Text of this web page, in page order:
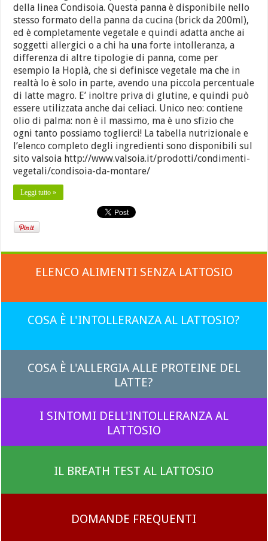
della linea Condisoia. Questa panna è disponibile nello
stesso formato della panna da cucina (brick da 200ml),
ed è completamente vegetale e quindi adatta anche ai
soggetti allergici o a chi ha una forte intolleranza, a
differenza di altre tipologie di panna, come per
esempio la Hoplà, che si definisce vegetale ma che in
realtà lo è solo in parte, avendo una piccola percentuale
di latte magro. E’ inoltre priva di glutine, e quindi può
essere utilizzata anche dai celiaci. Unico neo: contiene
olio di palma: non è il massimo, ma è uno sfizio che
ogni tanto possiamo toglierci! La tabella nutrizionale e
l’elenco completo degli ingredienti sono disponibili sul
sito valsoia http://www.valsoia.it/prodotti/condimenti-
vegetali/condisoia-da-montare/
Leggi tutto »
ELENCO ALIMENTI SENZA LATTOSIO
COSA È L'INTOLLERANZA AL LATTOSIO?
COSA È L'ALLERGIA ALLE PROTEINE DEL
LATTE?
I SINTOMI DELL'INTOLLERANZA AL
LATTOSIO
IL BREATH TEST AL LATTOSIO
DOMANDE FREQUENTI